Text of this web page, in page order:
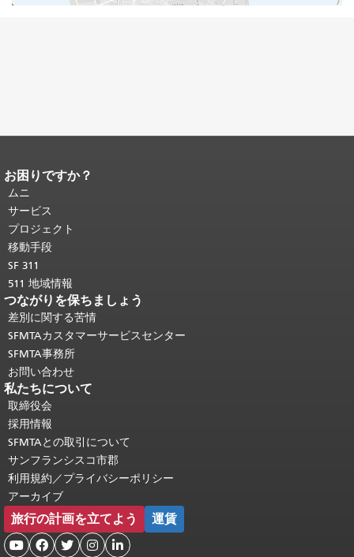
ページコンテンツの終わり。
ジの残りの部分はすべてのページで繰
り返されます。
頭に戻る。
お困りですか？
ムニ
サービス
プロジェクト
移動手段
SF 311
511 地域情報
つながりを保ちましょう
差別に関する苦情
SFMTAカスタマーサービスセンター
SFMTA事務所
お問い合わせ
私たちについて
取締役会
採用情報
SFMTAとの取引について
サンフランシスコ市郡
利用規約／プライバシーポリシー
アーカイブ
旅行の計画を立てよう 運賃
    